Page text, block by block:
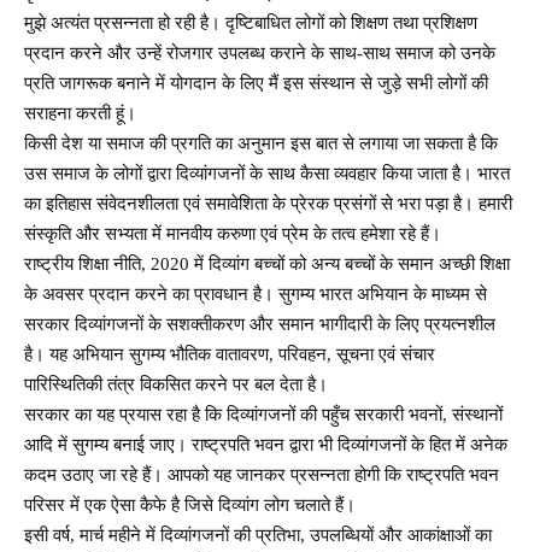
मुझे अत्यंत प्रसन्नता हो रही है। दृष्टिबाधित लोगों को शिक्षण तथा प्रशिक्षण
प्रदान करने और उन्हें रोजगार उपलब्ध कराने के साथ-साथ समाज को उनके
प्रति जागरूक बनाने में योगदान के लिए मैं इस संस्थान से जुड़े सभी लोगों की
सराहना करती हूं।
किसी देश या समाज की प्रगति का अनुमान इस बात से लगाया जा सकता है कि
उस समाज के लोगों द्वारा दिव्यांगजनों के साथ कैसा व्यवहार किया जाता है। भारत
का इतिहास संवेदनशीलता एवं समावेशिता के प्रेरक प्रसंगों से भरा पड़ा है। हमारी
संस्कृति और सभ्यता में मानवीय करुणा एवं प्रेम के तत्व हमेशा रहे हैं।
राष्ट्रीय शिक्षा नीति, 2020 में दिव्यांग बच्चों को अन्य बच्चों के समान अच्छी शिक्षा
के अवसर प्रदान करने का प्रावधान है। सुगम्य भारत अभियान के माध्यम से
सरकार दिव्यांगजनों के सशक्तीकरण और समान भागीदारी के लिए प्रयत्नशील
है। यह अभियान सुगम्य भौतिक वातावरण, परिवहन, सूचना एवं संचार
पारिस्थितिकी तंत्र विकसित करने पर बल देता है।
सरकार का यह प्रयास रहा है कि दिव्यांगजनों की पहुँच सरकारी भवनों, संस्थानों
आदि में सुगम्य बनाई जाए। राष्ट्रपति भवन द्वारा भी दिव्यांगजनों के हित में अनेक
कदम उठाए जा रहे हैं। आपको यह जानकर प्रसन्नता होगी कि राष्ट्रपति भवन
परिसर में एक ऐसा कैफे है जिसे दिव्यांग लोग चलाते हैं।
इसी वर्ष, मार्च महीने में दिव्यांगजनों की प्रतिभा, उपलब्धियों और आकांक्षाओं का